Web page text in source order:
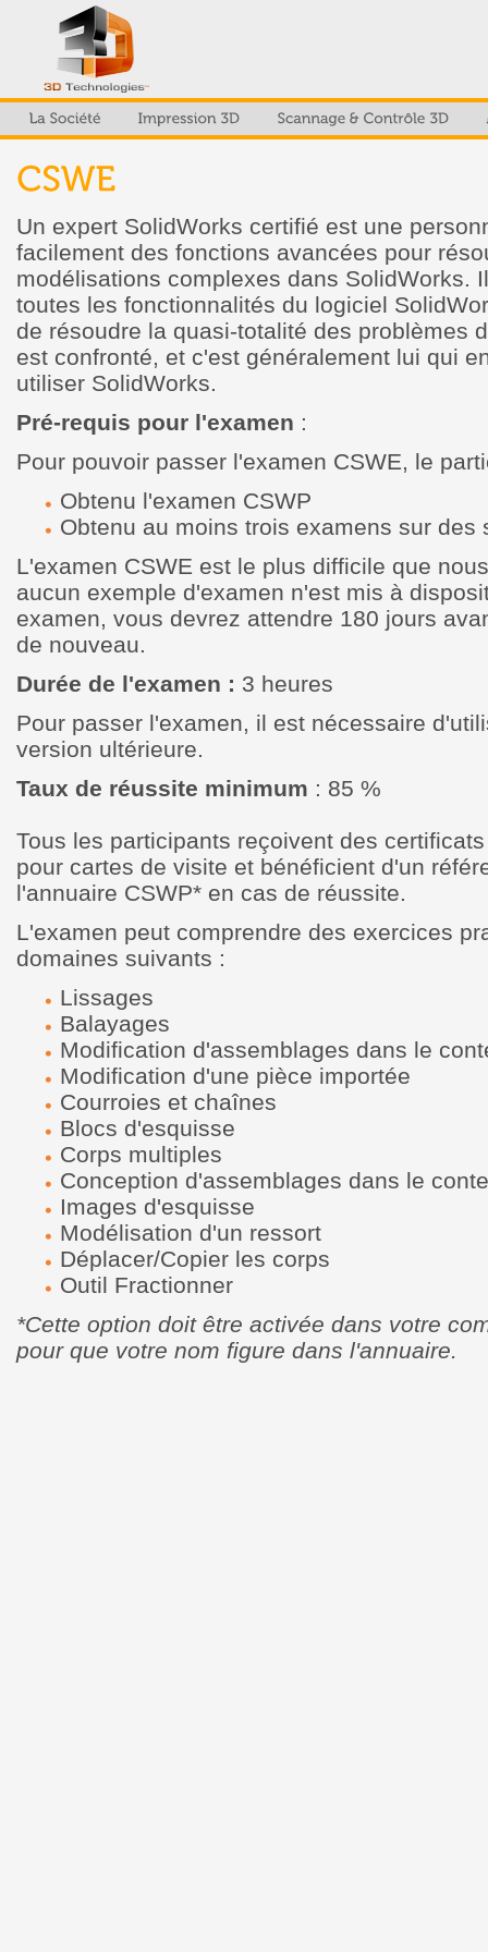
Un expert SolidWorks certifié est une
facilement des fonctions avancées pour
modélisations complexes dans SolidWorks.
toutes les fonctionnalités du logiciel
de résoudre la quasi-totalité des problèmes
est confronté, et c'est généralement lui qui
utiliser SolidWorks.
Pré-requis pour l'examen :
Pour pouvoir passer l'examen CSWE, le
Obtenu l'examen CSWP
Obtenu au moins trois examens sur des
L'examen CSWE est le plus difficile que
aucun exemple d'examen n'est mis à
examen, vous devrez attendre 180 jours
de nouveau.
Durée de l'examen : 3 heures
Pour passer l'examen, il est nécessaire
version ultérieure.
Taux de réussite minimum : 85 %
Tous les participants reçoivent des
pour cartes de visite et bénéficient d'un
l'annuaire CSWP* en cas de réussite.
L'examen peut comprendre des exercices
domaines suivants :
Lissages
Balayages
Modification d'assemblages dans le
Modification d'une pièce importée
Courroies et chaînes
Blocs d'esquisse
Corps multiples
Conception d'assemblages dans le
Images d'esquisse
Modélisation d'un ressort
Déplacer/Copier les corps
Outil Fractionner
*Cette option doit être activée dans votre
pour que votre nom figure dans l'annuaire.